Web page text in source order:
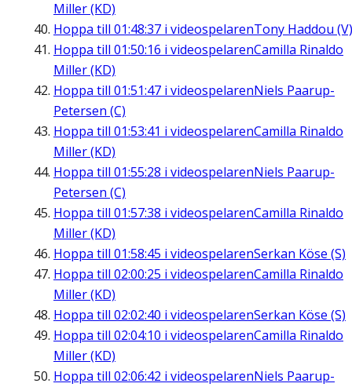
Miller (KD)
Hoppa till 01:48:37 i videospelarenTony Haddou (V)
Hoppa till 01:50:16 i videospelarenCamilla Rinaldo
Miller (KD)
Hoppa till 01:51:47 i videospelarenNiels Paarup-
Petersen (C)
Hoppa till 01:53:41 i videospelarenCamilla Rinaldo
Miller (KD)
Hoppa till 01:55:28 i videospelarenNiels Paarup-
Petersen (C)
Hoppa till 01:57:38 i videospelarenCamilla Rinaldo
Miller (KD)
Hoppa till 01:58:45 i videospelarenSerkan Köse (S)
Hoppa till 02:00:25 i videospelarenCamilla Rinaldo
Miller (KD)
Hoppa till 02:02:40 i videospelarenSerkan Köse (S)
Hoppa till 02:04:10 i videospelarenCamilla Rinaldo
Miller (KD)
Hoppa till 02:06:42 i videospelarenNiels Paarup-